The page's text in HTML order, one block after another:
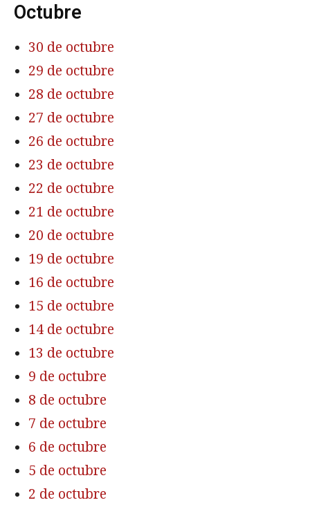
Octubre
30 de octubre
29 de octubre
28 de octubre
27 de octubre
26 de octubre
23 de octubre
22 de octubre
21 de octubre
20 de octubre
19 de octubre
16 de octubre
15 de octubre
14 de octubre
13 de octubre
9 de octubre
8 de octubre
7 de octubre
6 de octubre
5 de octubre
2 de octubre